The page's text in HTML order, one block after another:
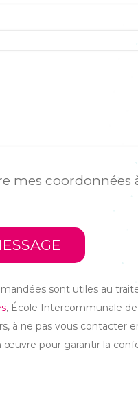
mes coordonnées
sont utiles au
, École Intercommunale
à ne pas vous contacter
pour garantir la